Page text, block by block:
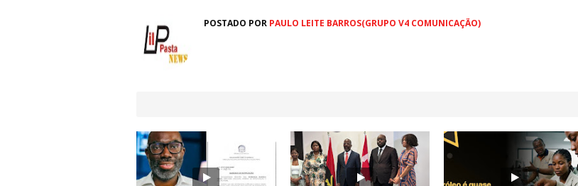
POSTADO POR PAULO LEITE BARROS(GRUPO V4 COMUNICAÇÃO)